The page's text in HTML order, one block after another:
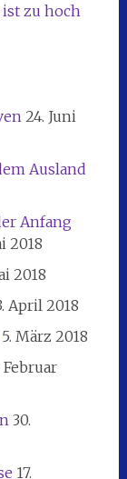
zu hoch
24. Juni
Ausland
Anfang
2018
2018
April 2018
5. März 2018
Februar
30.
17.